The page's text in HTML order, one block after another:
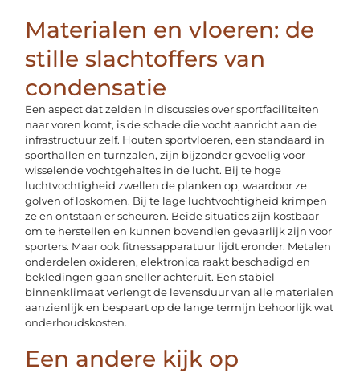
Materialen en vloeren: de
stille slachtoffers van
condensatie
Een aspect dat zelden in discussies over sportfaciliteiten
naar voren komt, is de schade die vocht aanricht aan de
infrastructuur zelf. Houten sportvloeren, een standaard in
sporthallen en turnzalen, zijn bijzonder gevoelig voor
wisselende vochtgehaltes in de lucht. Bij te hoge
luchtvochtigheid zwellen de planken op, waardoor ze
golven of loskomen. Bij te lage luchtvochtigheid krimpen
ze en ontstaan er scheuren. Beide situaties zijn kostbaar
om te herstellen en kunnen bovendien gevaarlijk zijn voor
sporters. Maar ook fitnessapparatuur lijdt eronder. Metalen
onderdelen oxideren, elektronica raakt beschadigd en
bekledingen gaan sneller achteruit. Een stabiel
binnenklimaat verlengt de levensduur van alle materialen
aanzienlijk en bespaart op de lange termijn behoorlijk wat
onderhoudskosten.
Een andere kijk op